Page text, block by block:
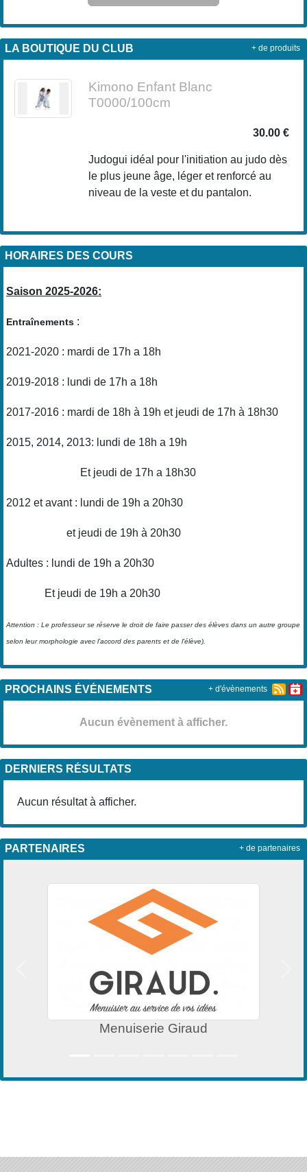
LA BOUTIQUE DU CLUB
Kimono Enfant Blanc
T0000/100cm
30.00 €
Judogui idéal pour l'initiation au judo dès
le plus jeune âge, léger et renforcé au
niveau de la veste et du pantalon.
+ de produits
HORAIRES DES COURS
Saison 2025-2026:
Entraînements :
2021-2020 : mardi de 17h a 18h
2019-2018 : lundi de 17h a 18h
2017-2016 : mardi de 18h à 19h et jeudi de 17h à 18h30
2015, 2014, 2013: lundi de 18h a 19h
Et jeudi de 17h a 18h30
2012 et avant : lundi de 19h a 20h30
et jeudi de 19h à 20h30
Adultes : lundi de 19h a 20h30
Et jeudi de 19h a 20h30
Attention : Le professeur se réserve le droit de faire passer des élèves dans un autre groupe
selon leur morphologie avec l'accord des parents et de l'élève).
PROCHAINS ÉVÉNEMENTS
Aucun évènement à afficher.
+ d'évènements
DERNIERS RÉSULTATS
Aucun résultat à afficher.
PARTENAIRES
Menuiserie Giraud
+ de partenaires